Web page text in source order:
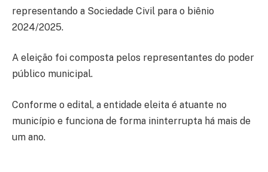
representando a Sociedade Civil para o biênio
2024/2025.
A eleição foi composta pelos representantes do poder
público municipal.
Conforme o edital, a entidade eleita é atuante no
município e funciona de forma ininterrupta há mais de
um ano.